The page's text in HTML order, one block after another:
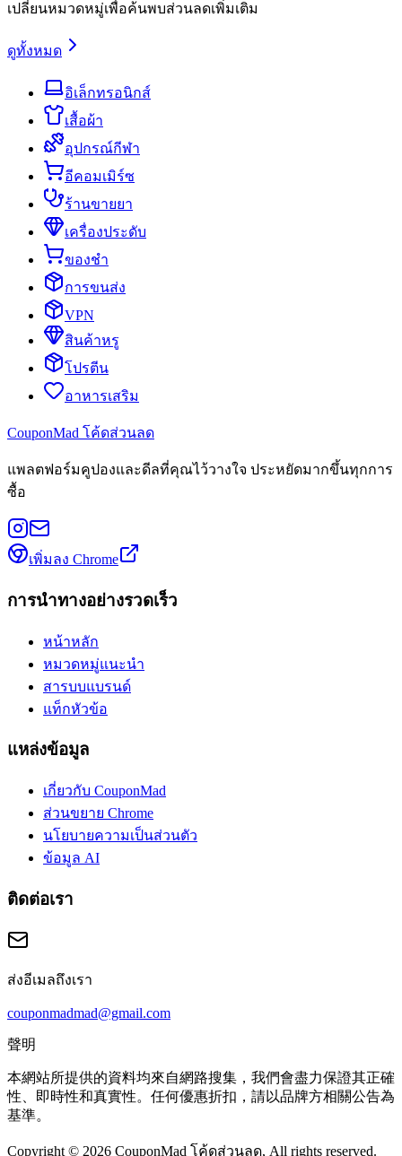
เปลี่ยนหมวดหมู่เพื่อค้นพบส่วนลดเพิ่มเติม
ดูทั้งหมด
อิเล็กทรอนิกส์
เสื้อผ้า
อุปกรณ์กีฬา
อีคอมเมิร์ซ
ร้านขายยา
เครื่องประดับ
ของชำ
การขนส่ง
VPN
สินค้าหรู
โปรตีน
อาหารเสริม
CouponMad โค้ดส่วนลด
แพลตฟอร์มคูปองและดีลที่คุณไว้วางใจ ประหยัดมากขึ้นทุกการ
ซื้อ
เพิ่มลง Chrome
การนำทางอย่างรวดเร็ว
หน้าหลัก
หมวดหมู่แนะนำ
สารบบแบรนด์
แท็กหัวข้อ
แหล่งข้อมูล
เกี่ยวกับ CouponMad
ส่วนขยาย Chrome
นโยบายความเป็นส่วนตัว
ข้อมูล AI
ติดต่อเรา
ส่งอีเมลถึงเรา
couponmadmad@gmail.com
聲明
本網站所提供的資料均來自網路搜集，我們會盡力保證其正確
性、即時性和真實性。任何優惠折扣，請以品牌方相關公告為
基準。
Copyright © 2026 CouponMad โค้ดส่วนลด, All rights reserved.